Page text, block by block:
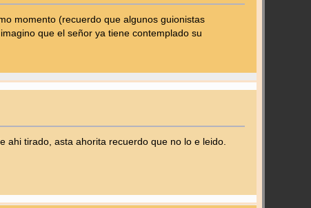
momento (recuerdo que algunos guionistas
que el señor ya tiene contemplado su
ahi tirado, asta ahorita recuerdo que no lo e leido.